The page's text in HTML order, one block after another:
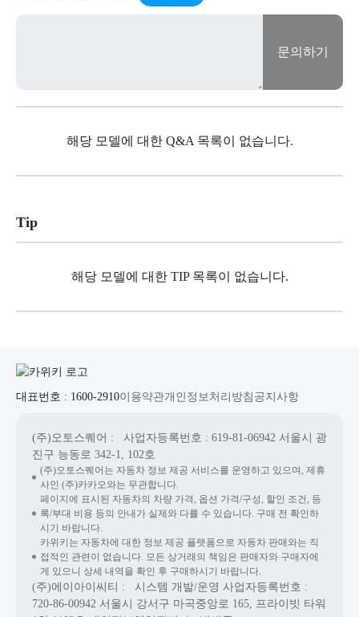
문의하기
해당 모델에 대한 Q&A 목록이 없습니다.
Tip
해당 모델에 대한 TIP 목록이 없습니다.
대표번호 : 1600-2910이용약관개인정보처리방침 공지사항
(주)오토스퀘어 : 사업자등록번호 : 619-81-06942 서울시 광
진구 능동로 342-1, 102호
(주)오토스퀘어는 자동차 정보 제공 서비스를 운영하고 있으며, 제휴
사인 (주)카카오와는 무관합니다.
페이지에 표시된 자동차의 차량 가격, 옵션 가격/구성, 할인 조건, 등
록/부대 비용 등의 안내가 실제와 다를 수 있습니다. 구매 전 확인하
시기 바랍니다.
카위키는 자동차에 대한 정보 제공 플랫폼으로 자동차 판매와는 직
접적인 관련이 없습니다. 모든 상거래의 책임은 판매자와 구매자에
게 있으니 상세 내역을 확인 후 구매하시기 바랍니다.
(주)에이아이씨티 : 시스템 개발/운영 사업자등록번호 :
720-86-00942 서울시 강서구 마곡중앙로 165, 프라이빗 타워